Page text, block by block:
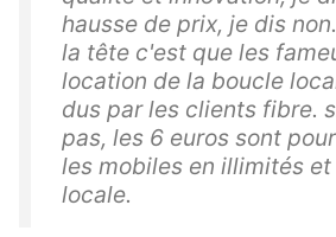
hausse de prix, je dis
la tête c'est que les
location de la boucle
dus par les clients fibre.
pas, les 6 euros sont
les mobiles en illimités
locale.